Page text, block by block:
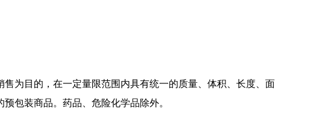
为目的，在一定量限范围内具有统一的质量、体积、长度、面
包装商品。药品、危险化学品除外。